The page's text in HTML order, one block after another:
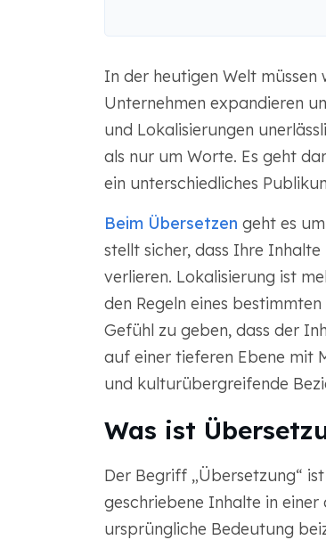
In der heutigen Welt
Unternehmen expandieren
und Lokalisierungen
als nur um Worte. Es geht
ein unterschiedliches
Beim Übersetzen geht es
stellt sicher, dass Ihre
verlieren. Lokalisierung ist
den Regeln eines
Gefühl zu geben, dass der
auf einer tieferen Ebene mit
und kulturübergreifende
Was ist
Der Begriff „Übersetzung“
geschriebene Inhalte in
ursprüngliche Bedeutung